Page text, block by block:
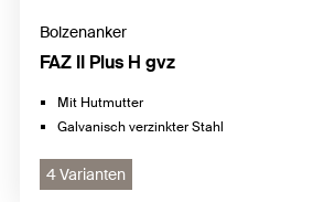
Bolzenanker
FAZ II Plus H gvz
Mit Hutmutter
Galvanisch verzinkter Stahl
4 Varianten